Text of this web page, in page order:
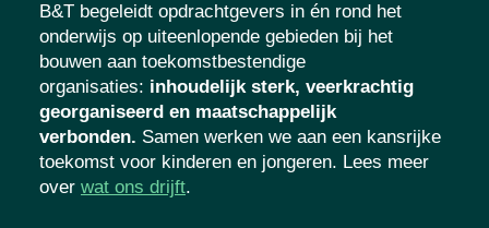
B&T begeleidt opdrachtgevers in én rond het
onderwijs op uiteenlopende gebieden bij het
bouwen aan toekomstbestendige
organisaties: inhoudelijk sterk, veerkrachtig
georganiseerd en maatschappelijk
verbonden. Samen werken we aan een kansrijke
toekomst voor kinderen en jongeren. Lees meer
over wat ons drijft.